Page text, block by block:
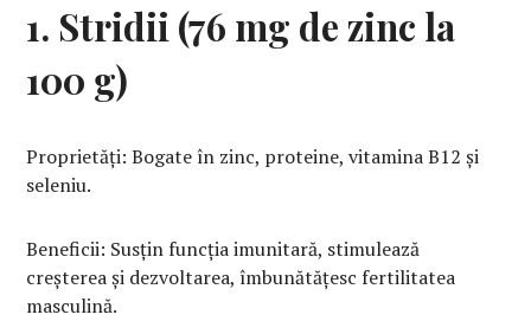
1. Stridii (76 mg de zinc la
100 g)
Proprietăți: Bogate în zinc, proteine, vitamina B12 și
seleniu.
Beneficii: Susțin funcția imunitară, stimulează
creșterea și dezvoltarea, îmbunătățesc fertilitatea
masculină.